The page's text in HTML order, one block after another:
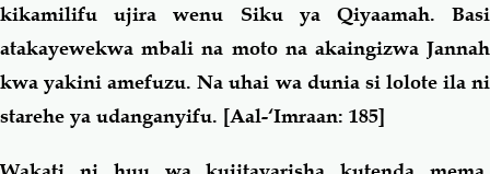
kikamilifu ujira wenu Siku ya Qiyaamah. Basi
atakayewekwa mbali na moto na akaingizwa Jannah
kwa yakini amefuzu. Na uhai wa dunia si lolote ila ni
starehe ya udanganyifu. [Aal-‘Imraan: 185]